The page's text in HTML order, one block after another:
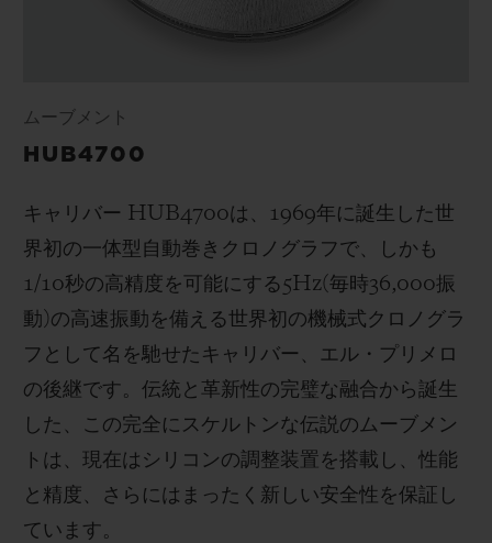
ムーブメント
HUB4700
キャリバー HUB4700は、 1969年に誕生した世
界初の一体型自動巻きクロノグラフで、しかも
1/10秒の高精度を可能にする 5Hz(毎時36,000振
動)の高速振動を備える世界初の機械式クロノグラ
フとして名を馳せたキャリバー、エル・プリメロ
の後継です。伝統と革新性の完璧な融合から誕生
した、この完全にスケルトンな伝説のムーブメン
トは、現在はシリコンの調整装置を搭載し、性能
と精度、さらにはまったく新しい安全性を保証し
ています。